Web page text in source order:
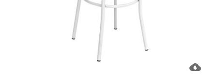
cloud_download